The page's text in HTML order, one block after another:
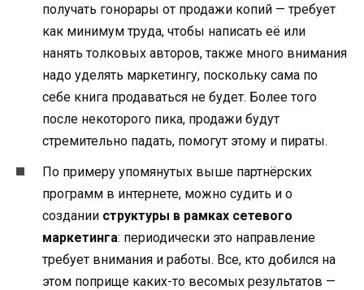
получать гонорары от продажи копий — требует
как минимум труда, чтобы написать её или
нанять толковых авторов, также много внимания
надо уделять маркетингу, поскольку сама по
себе книга продаваться не будет. Более того
после некоторого пика, продажи будут
стремительно падать, помогут этому и пираты.
По примеру упомянутых выше партнёрских
программ в интернете, можно судить и о
создании структуры в рамках сетевого
маркетинга: периодически это направление
требует внимания и работы. Все, кто добился на
этом поприще каких-то весомых результатов —